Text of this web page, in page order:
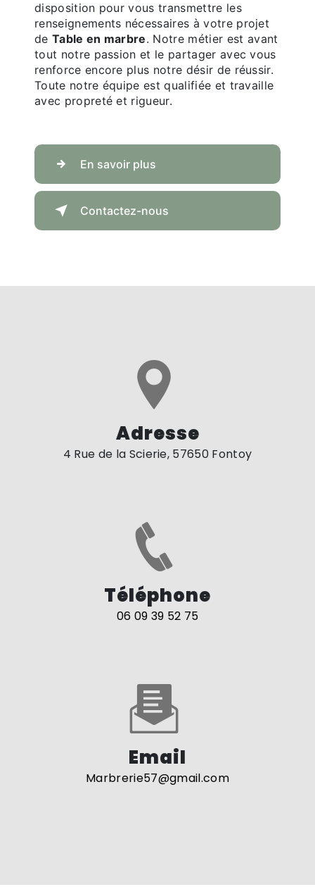
disposition pour vous transmettre les
renseignements nécessaires à votre projet
de Table en marbre. Notre métier est avant
tout notre passion et le partager avec vous
renforce encore plus notre désir de réussir.
Toute notre équipe est qualifiée et travaille
avec propreté et rigueur.
En savoir plus
Contactez-nous
Adresse
4 Rue de la Scierie, 57650 Fontoy
Téléphone
06 09 39 52 75
Email
marbrerie57@gmail.com